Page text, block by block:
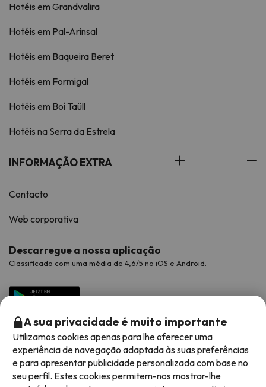
Hotéis em Grandvalira
Hotéis em Pal-Arinsal
Hotéis em Baqueira Beret
Hotéis em Formigal
Hotéis em Boí Taüll
Hotéis na Serra da Estrela
INFORMAÇÃO EXTRA
Contacto
Web corporativa
Descarregue a nossa aplicação
Classificado com uma média de 4,6/5 no iOS e Android.
A sua privacidade é muito importante
Utilizamos cookies apenas para lhe oferecer uma
experiência de navegação adaptada às suas preferências
e para apresentar publicidade personalizada com base no
seu perfil. Estes cookies permitem-nos mostrar-lhe